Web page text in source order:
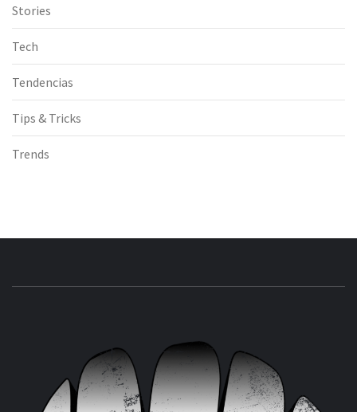
Stories
Tech
Tendencias
Tips & Tricks
Trends